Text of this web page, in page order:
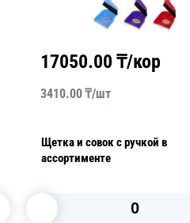
17050.00 ₸/кор
3410.00₸/шт
Щетка и совок с ручкой в
ассортименте